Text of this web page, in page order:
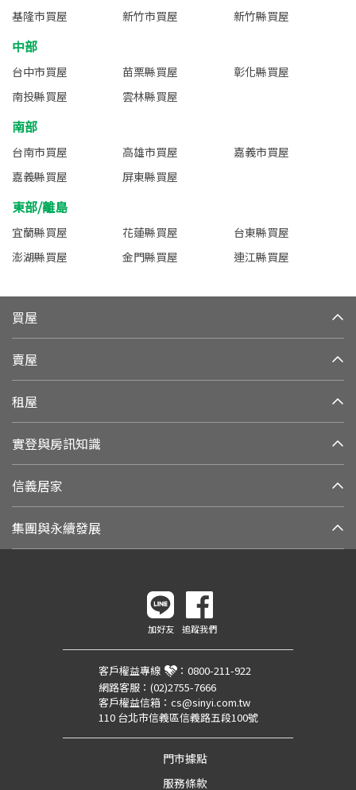
基隆市買屋
新竹市買屋 新竹縣買屋
中部
台中市買屋 苗栗縣買屋
彰化縣買屋
南投縣買屋
雲林縣買屋
南部
台南市買屋 高雄市買屋
嘉義市買屋
嘉義縣買屋
屏東縣買屋
東部/離島
宜蘭縣買屋 花蓮縣買屋
台東縣買屋
澎湖縣買屋
金門縣買屋 連江縣買屋
買屋
賣屋
租屋
實登與房訊知識
信義居家
集團與永續發展
加好友 追蹤我們
客戶權益專線 ： 0800-211-922
網路客服： (02)2755-7666
客戶權益信箱： cs@sinyi.com.tw
110 台北市信義區信義路五段100號
門市據點
服務條款